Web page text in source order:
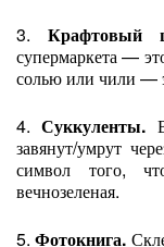
3.Крафтовый
супермаркета —
солью или чили —
4.Суккуленты.
завянут/умрут
символ того,
вечнозеленая.
5.Фотокнига.